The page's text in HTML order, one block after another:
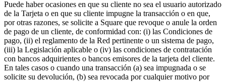
Puede haber ocasiones en que su cliente no sea el usuario autorizado
de la Tarjeta o en que su cliente impugne la transacción o en que,
por otras razones, se solicite a Square que revoque o anule la orden
de pago de un cliente, de conformidad con: (i) las Condiciones de
pago, (ii) el reglamento de la Red pertinente o un sistema de pago,
(iii) la Legislación aplicable o (iv) las condiciones de contratación
con bancos adquirientes o bancos emisores de la tarjeta del cliente.
En tales casos o cuando una transacción (a) sea impugnada o se
solicite su devolución, (b) sea revocada por cualquier motivo por